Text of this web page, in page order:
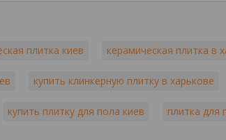
плитка киев керамическая плитка в
купить клинкерную плитку в харькове
купить плитку для пола киев плитка для